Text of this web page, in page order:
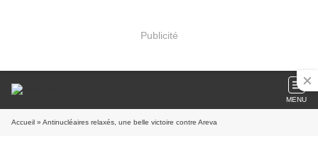
Publicité
MENU
Accueil » Antinucléaires relaxés, une belle victoire contre Areva